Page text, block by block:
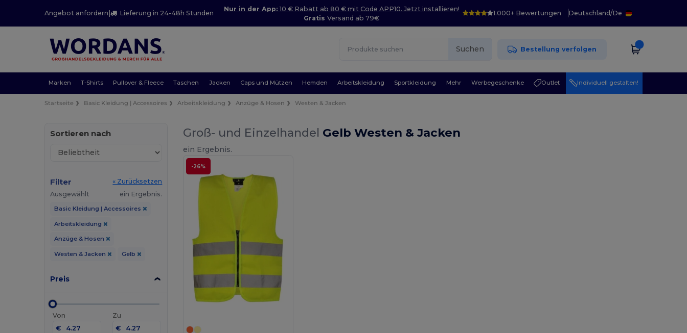
Angebot anfordern | Lieferung in 24-48h Stunden
Nur in der App: 10 € Rabatt ab 80 € mit Code APP10. Jetzt installieren!
GratisVersand ab 79€
1.000+ Bewertungen Deutschland/De
Suchen Bestellung verfolgen
Marken T-Shirts Pullover & Fleece Taschen Jacken Caps und Mützen Hemden Arbeitskleidung Sportkleidung Mehr Werbegeschenke Outlet Individuell gestalten!
Startseite Basic Kleidung | Accessoires Arbeitskleidung Anzüge & Hosen Westen & Jacken
Sortieren nach
Filter
« Zurücksetzen
Ausgewählt
ein Ergebnis.
Basic Kleidung | Accessoires
Arbeitskleidung
Anzüge & Hosen
Westen & Jacken Gelb
Preis
Von
€
Zu
€
Groß- und Einzelhandel Gelb Westen & Jacken
ein Ergebnis.
-26%